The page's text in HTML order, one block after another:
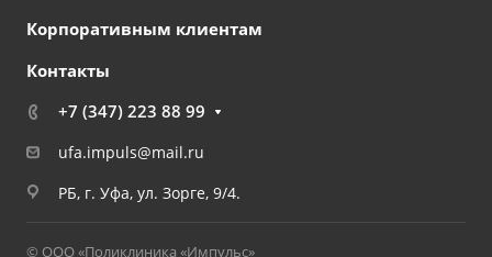
Корпоративным клиентам
Контакты
+7 (347) 223 88 99
ufa.impuls@mail.ru
РБ, г. Уфа, ул. Зорге, 9/4.
© ООО «Поликлиника «Импульс»